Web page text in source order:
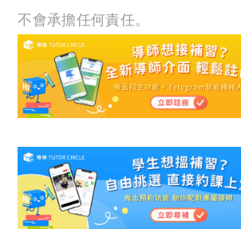
不會承擔任何責任。